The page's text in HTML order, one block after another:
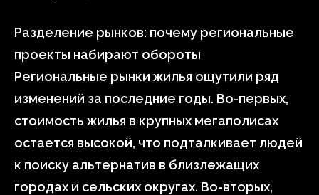
Разделение рынков: почему региональные
проекты набирают обороты
Региональные рынки жилья ощутили ряд
изменений за последние годы. Во-первых,
стоимость жилья в крупных мегаполисах
остается высокой, что подталкивает людей
к поиску альтернатив в близлежащих
городах и сельских округах. Во-вторых,